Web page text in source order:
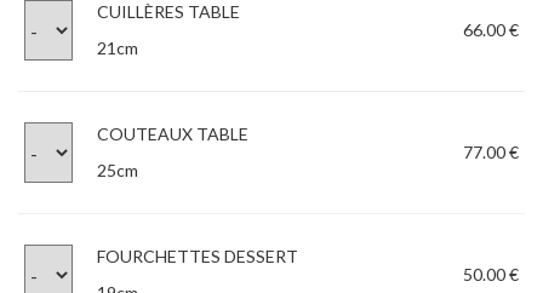
CUILLÈRES TABLE
21cm
66.00 €
COUTEAUX TABLE
25cm
77.00 €
FOURCHETTES DESSERT
50.00 €